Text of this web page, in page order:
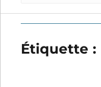
:
Étiquette :